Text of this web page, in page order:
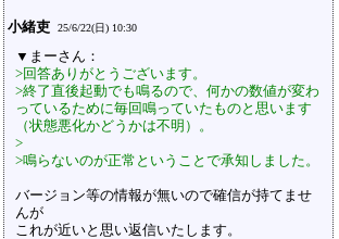
小緒吏 25/6/22(日) 10:30
▼まーさん：
>回答ありがとうございます。
>終了直後起動でも鳴るので、何かの数値が変わ
っているために毎回鳴っていたものと思います
（状態悪化かどうかは不明）。
>
>鳴らないのが正常ということで承知しました。
バージョン等の情報が無いので確信が持てませ
んが
これが近いと思い返信いたします。